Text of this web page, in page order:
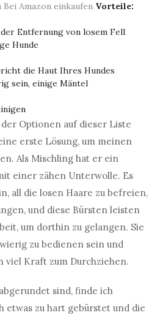
Bei Amazon einkaufen Vorteile:
Entfernung von losem Fell
Hunde
die Haut Ihres Hundes
sein, einige Mäntel
Optionen auf dieser Liste
erste Lösung, um meinen
Als Mischling hat er ein
einer zähen Unterwolle. Es
all die losen Haare zu befreien,
und diese Bürsten leisten
um dorthin zu gelangen. Sie
zu bedienen sein und
viel Kraft zum Durchziehen.
sind, finde ich
etwas zu hart gebürstet und die